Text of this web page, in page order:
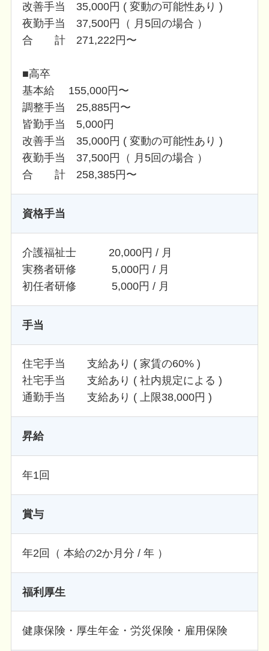
改善手当 35,000円 ( 変動の可能性あり )
夜勤手当 37,500円（ 月5回の場合 ）
合 計 271,222円〜
■高卒
基本給 155,000円〜
調整手当 25,885円〜
皆勤手当 5,000円
改善手当 35,000円 ( 変動の可能性あり )
夜勤手当 37,500円（ 月5回の場合 ）
合 計 258,385円〜
資格手当
介護福祉士 20,000円 / 月
実務者研修 5,000円 / 月
初任者研修 5,000円 / 月
手当
住宅手当 支給あり ( 家賃の60% )
社宅手当 支給あり ( 社内規定による )
通勤手当 支給あり ( 上限38,000円 )
昇給
年1回
賞与
年2回（ 本給の2か月分 / 年 ）
福利厚生
健康保険・厚生年金・労災保険・雇用保険